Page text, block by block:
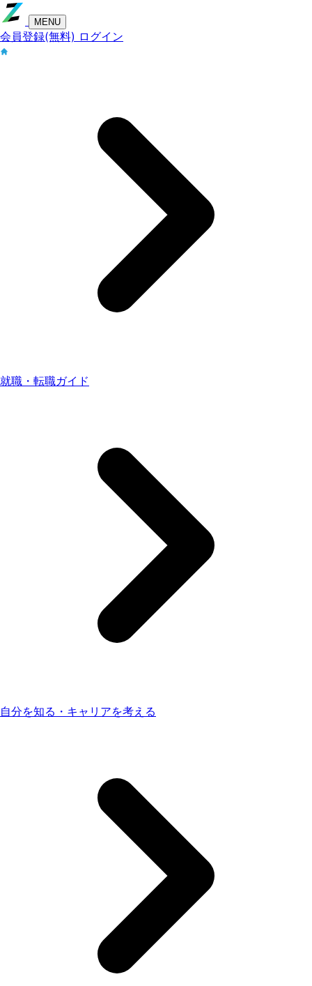
MENU
会員登録(無料) ログイン
就職・転職ガイド
自分を知る・キャリアを考える